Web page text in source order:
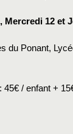
Mercredi 12 et
du Ponant,
/ enfant +